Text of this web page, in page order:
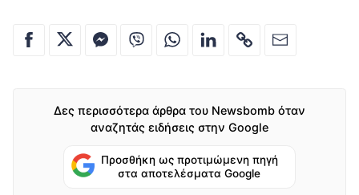
Δες περισσότερα άρθρα του Newsbomb όταν
αναζητάς ειδήσεις στην Google
Προσθήκη ως προτιμώμενη πηγή
στα αποτελέσματα Google